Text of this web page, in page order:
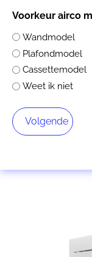
Voorkeur airco
Wandmodel
Plafondmodel
Cassettemodel
Weet ik niet